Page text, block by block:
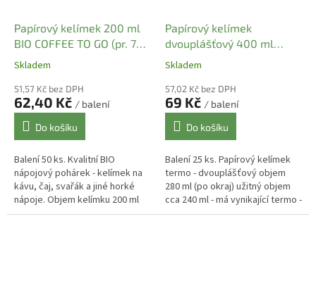
Papírový kelímek 200 ml
BIO COFFEE TO GO (pr. 70
mm) ( 50 ks)
Skladem
51,57 Kč bez DPH
62,40 Kč / balení
Do košíku
Balení 50 ks. Kvalitní BIO
nápojový pohárek - kelímek na
kávu, čaj, svařák a jiné horké
nápoje. Objem kelímku 200 ml
(po okraj), užitný objem 150 -
Papírový kelímek
dvouplášťový 400 ml
termo (pr. 90 mm) [25 ks]
Skladem
57,02 Kč bez DPH
69 Kč / balení
Do košíku
Balení 25 ks. Papírový kelímek
termo - dvouplášťový objem
280 ml (po okraj) užitný objem
cca 240 ml - má vynikající termo -
izolační vlastnosti díky dvojité